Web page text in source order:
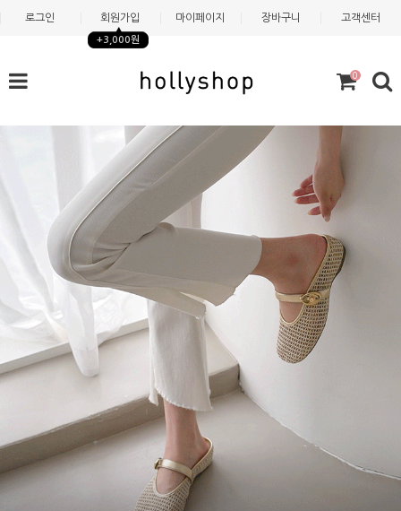
로그인 회원가입
+3,000원
마이페이지 장바구니 고객센터
0